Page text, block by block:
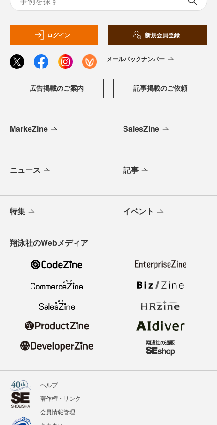
ログイン 新規会員登録
メールバックナンバー
広告掲載のご案内 記事掲載のご依頼
MarkeZine SalesZine
ニュース 記事
特集 イベント
翔泳社のWebメディア
ヘルプ
著作権・リンク
会員情報管理